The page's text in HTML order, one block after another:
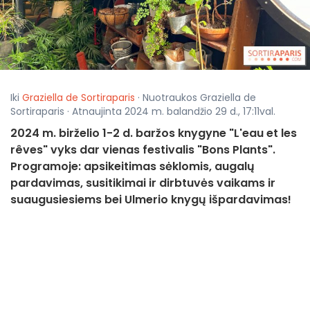
Iki Graziella de Sortiraparis · Nuotraukos Graziella de
Sortiraparis · Atnaujinta 2024 m. balandžio 29 d., 17:11val.
2024 m. birželio 1-2 d. baržos knygyne "L'eau et les
rêves" vyks dar vienas festivalis "Bons Plants".
Programoje: apsikeitimas sėklomis, augalų
pardavimas, susitikimai ir dirbtuvės vaikams ir
suaugusiesiems bei Ulmerio knygų išpardavimas!